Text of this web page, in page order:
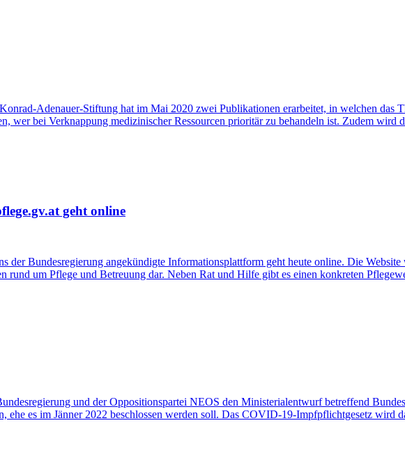
Adenauer-Stiftung hat im Mai 2020 zwei Publikationen erarbeitet, in welchen das
wer bei Verknappung medizinischer Ressourcen prioritär zu behandeln ist. Zudem
geht online
der Bundesregierung angekündigte Informationsplattform geht heute online. Die
rund um Pflege und Betreuung dar. Neben Rat und Hilfe gibt es einen konkreten
und der Oppositionspartei NEOS den Ministerialentwurf betreffend
ehe es im Jänner 2022 beschlossen werden soll. Das COVID-19-Impfpflichtgesetz wird